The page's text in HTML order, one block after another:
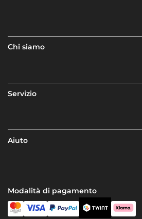
Chi siamo
Servizio
Aiuto
Modalità di pagamento